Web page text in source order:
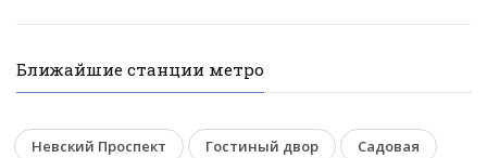
Ближайшие станции метро
Невский Проспект Гостиный двор Садовая